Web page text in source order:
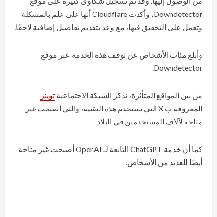
Downdetector، وأكدت Cloudflare أنها على علم بالمشكلة
وتعمل على التحقيق فيها، مع وعد بتقديم تفاصيل إضافية لاحقًا.
وأبلغ مئات الأشخاص عن توقف هذه الخدمة عبر موقع
Downdetector.
من بين المواقع المتأثرة، نذكر الشبكة الاجتماعية تويتر
المعروفة ب X التي تستخدم هذه التقنية، والتي أصبحت غير
متاحة لآلاف المستخدمين في البلاد.
كما أن خدمة ChatGPT التابعة لـ OpenAI أصبحت غير متاحة
أيضًا للعديد من الأشخاص.